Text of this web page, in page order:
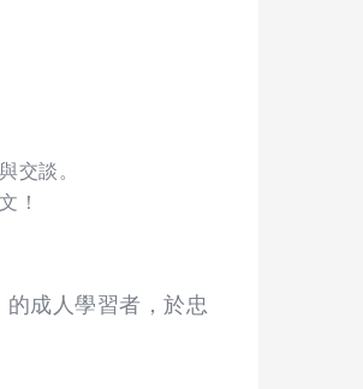
交談。
！
的成人學習者，於忠